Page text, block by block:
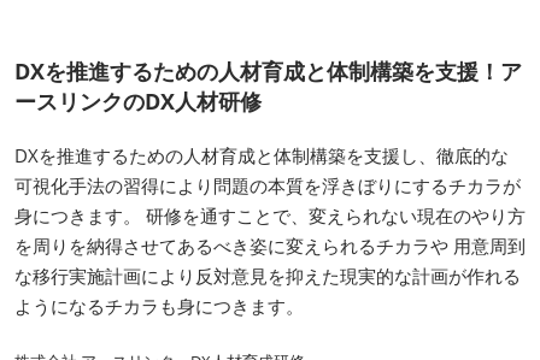
DXを推進するための人材育成と体制構築を支援！ア
ースリンクのDX人材研修
DXを推進するための人材育成と体制構築を支援し、徹底的な
可視化⼿法の習得により問題の本質を浮きぼりにするチカラが
⾝につきます。 研修を通すことで、変えられない現在のやり⽅
を周りを納得させてあるべき姿に変えられるチカラや ⽤意周到
な移⾏実施計画により反対意⾒を抑えた現実的な計画が作れる
ようになるチカラも⾝につきます。